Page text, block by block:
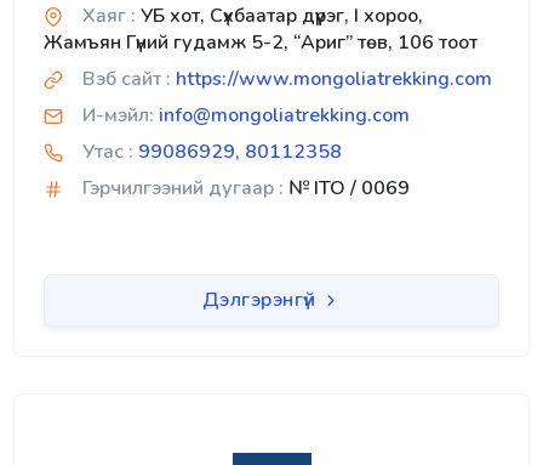
Хаяг : УБ хот, Сүхбаатар дүүрэг, I хороо,
Жамъян Гүний гудамж 5-2, “Ариг” төв, 106 тоот
Вэб сайт : https://www.mongoliatrekking.com
И-мэйл: info@mongoliatrekking.com
Утас : 99086929, 80112358
Гэрчилгээний дугаар : № ITO / 0069
Дэлгэрэнгүй